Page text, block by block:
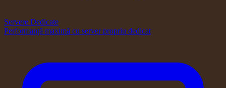
Servere Dedicate
Performanță maximă cu server propriu dedicat